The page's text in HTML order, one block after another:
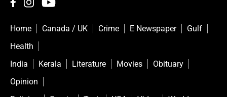
Home Canada / UK Crime E Newspaper
Gulf
Health
India
Kerala Literature Movies
Obituary
Opinion